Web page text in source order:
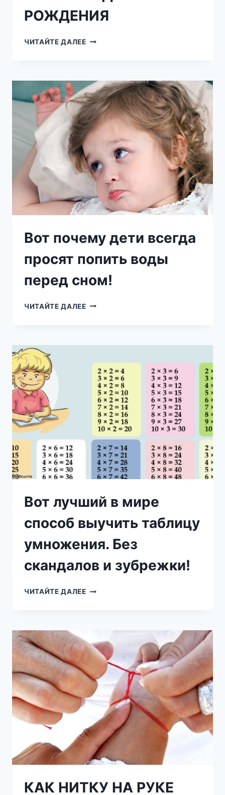
РОЖДЕНИЯ
ЧИТАЙТЕ ДАЛЕЕПРЕДСКАЗАНИЯ
ДНЮ
РОЖДЕНИЯ
Вот почему дети всегда
просят попить воды
перед сном!
ЧИТАЙТЕ ДАЛЕЕВОТ
ПРОСЯТ
ВОДЫ
ПЕРЕД
СНОМ!
Вот лучший в мире
способ выучить таблицу
умножения. Без
скандалов и зубрежки!
ЧИТАЙТЕ ДАЛЕЕВОТ
СПОСОБ
ВЫУЧИТЬ
ТАБЛИЦУ
УМНОЖЕНИЯ.
БЕЗ
СКАНДАЛОВ
И
ЗУБРЕЖКИ!
КАК НИТКУ НА РУКЕ